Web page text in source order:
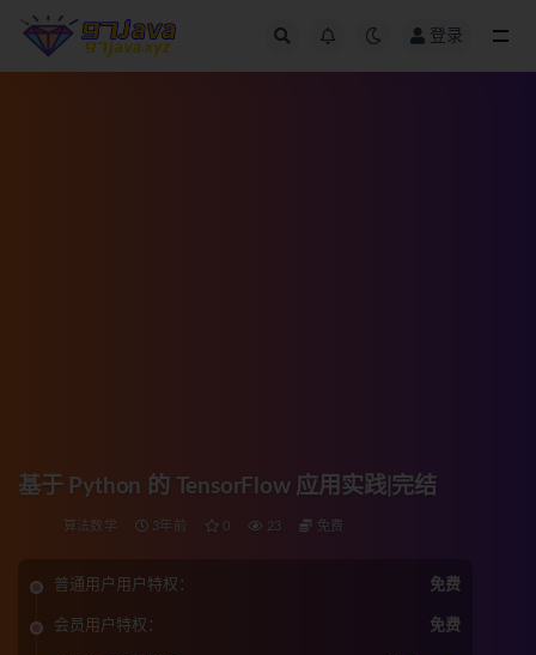
登录
基于 Python 的 TensorFlow 应用实践|完结
算法数学 3年前 0 23 免费
普通用户用户特权： 免费
会员用户特权： 免费